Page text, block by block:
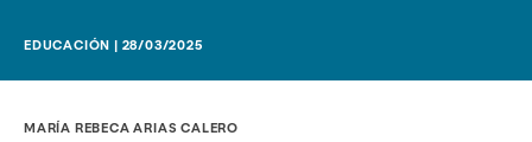
EDUCACIÓN | 28/03/2025
MARÍA REBECA ARIAS CALERO